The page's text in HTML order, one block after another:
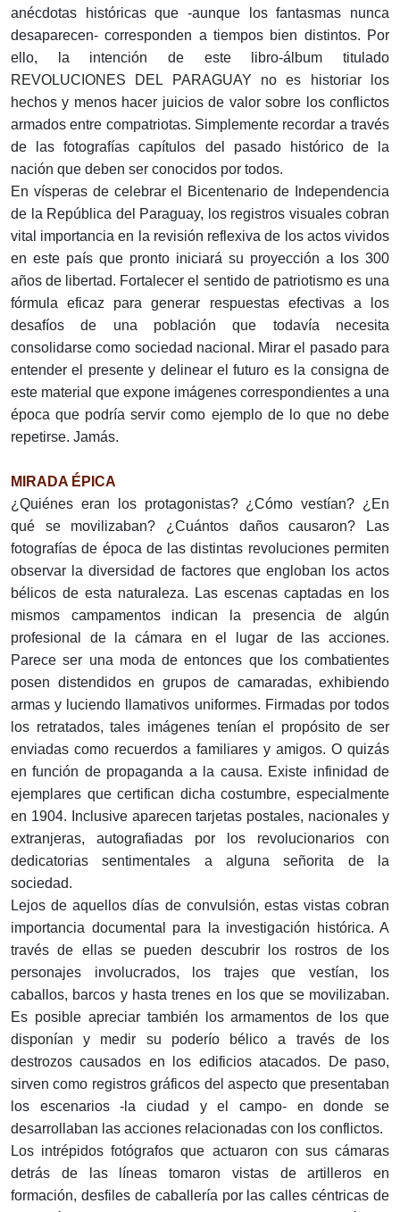
anécdotas históricas que -aunque los fantasmas nunca
desaparecen- corresponden a tiempos bien distintos. Por
ello, la intención de este libro-álbum titulado
REVOLUCIONES DEL PARAGUAY no es historiar los
hechos y menos hacer juicios de valor sobre los conflictos
armados entre compatriotas. Simplemente recordar a través
de las fotografías capítulos del pasado histórico de la
nación que deben ser conocidos por todos.
En vísperas de celebrar el Bicentenario de Independencia
de la República del Paraguay, los registros visuales cobran
vital importancia en la revisión reflexiva de los actos vividos
en este país que pronto iniciará su proyección a los 300
años de libertad. Fortalecer el sentido de patriotismo es una
fórmula eficaz para generar respuestas efectivas a los
desafíos de una población que todavía necesita
consolidarse como sociedad nacional. Mirar el pasado para
entender el presente y delinear el futuro es la consigna de
este material que expone imágenes correspondientes a una
época que podría servir como ejemplo de lo que no debe
repetirse. Jamás.
MIRADA ÉPICA
¿Quiénes eran los protagonistas? ¿Cómo vestían? ¿En
qué se movilizaban? ¿Cuántos daños causaron? Las
fotografías de época de las distintas revoluciones permiten
observar la diversidad de factores que engloban los actos
bélicos de esta naturaleza. Las escenas captadas en los
mismos campamentos indican la presencia de algún
profesional de la cámara en el lugar de las acciones.
Parece ser una moda de entonces que los combatientes
posen distendidos en grupos de camaradas, exhibiendo
armas y luciendo llamativos uniformes. Firmadas por todos
los retratados, tales imágenes tenían el propósito de ser
enviadas como recuerdos a familiares y amigos. O quizás
en función de propaganda a la causa. Existe infinidad de
ejemplares que certifican dicha costumbre, especialmente
en 1904. Inclusive aparecen tarjetas postales, nacionales y
extranjeras, autografiadas por los revolucionarios con
dedicatorias sentimentales a alguna señorita de la
sociedad.
Lejos de aquellos días de convulsión, estas vistas cobran
importancia documental para la investigación histórica. A
través de ellas se pueden descubrir los rostros de los
personajes involucrados, los trajes que vestían, los
caballos, barcos y hasta trenes en los que se movilizaban.
Es posible apreciar también los armamentos de los que
disponían y medir su poderío bélico a través de los
destrozos causados en los edificios atacados. De paso,
sirven como registros gráficos del aspecto que presentaban
los escenarios -la ciudad y el campo- en donde se
desarrollaban las acciones relacionadas con los conflictos.
Los intrépidos fotógrafos que actuaron con sus cámaras
detrás de las líneas tomaron vistas de artilleros en
formación, desfiles de caballería por las calles céntricas de